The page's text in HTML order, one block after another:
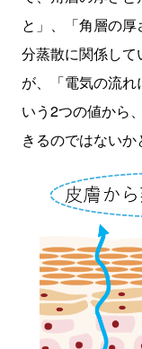
と」、「角層の
分蒸散に関係し
が、「電気の流
いう2つの値から
きるのではないか